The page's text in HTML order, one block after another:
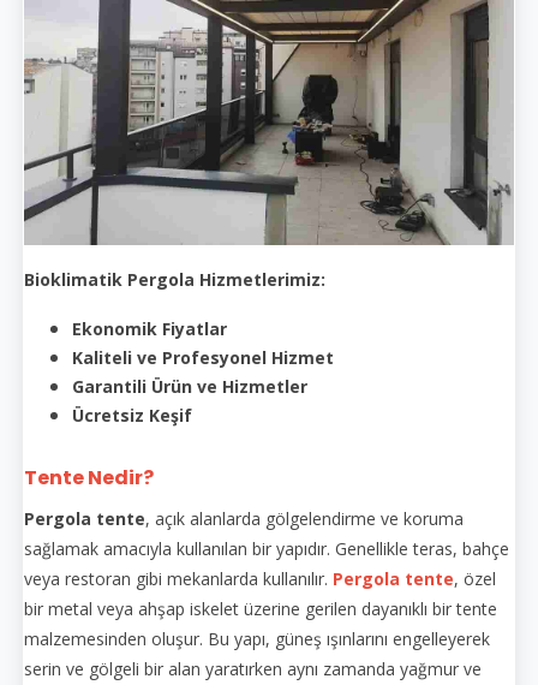
Bioklimatik Pergola Hizmetlerimiz:
Ekonomik Fiyatlar
Kaliteli ve Profesyonel Hizmet
Garantili Ürün ve Hizmetler
Ücretsiz Keşif
Tente Nedir?
Pergola tente, açık alanlarda gölgelendirme ve koruma
sağlamak amacıyla kullanılan bir yapıdır. Genellikle teras, bahçe
veya restoran gibi mekanlarda kullanılır. Pergola tente, özel
bir metal veya ahşap iskelet üzerine gerilen dayanıklı bir tente
malzemesinden oluşur. Bu yapı, güneş ışınlarını engelleyerek
serin ve gölgeli bir alan yaratırken aynı zamanda yağmur ve